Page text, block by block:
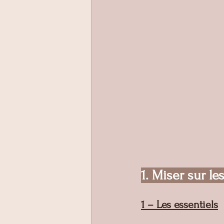
1. Miser sur
1 – Les essentiels